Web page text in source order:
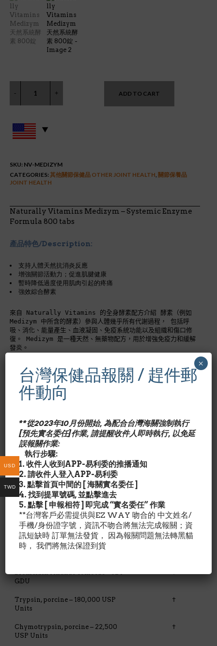
ADD TO CART
SKU: NV-MEDIZYM
CATEGORIES:其他關節保健品 OTHER JOINT HEALTH 關節保養品
JOINT HEALTH
Naturally Vitamins Medizym – Systemic Enzyme
Formula 800 tabs
產品特色/Description:
支持人體天然抗消炎反應
增強關節活動力；促進肌腱健康
暫時降低過度使用肌肉引起的疼痛
強效綜合酵素
來自 Naturally Vitamins 的全身酵素配方介紹 酵素（例如
Medizym 中所含的酵素）參與人體幾乎所有代謝過程， 包括呼
吸、消化、能量產生、血液凝固、免疫系統功能以及組織和傷口修
復。 Medizym 是一種天然、無藥物配方，用於增強免疫力和緩解
發炎。
成份含量/Nutrition Facts:
每日3錠
Supplement Facts
Serving Size: 3 tablets
Servings Per Container: 266
Ingredient Amount
Calories 0
Pancreatin (as protease activity),
porcine – 75,000 USP Units
†
Papain Carica papaya (fruit) –
GDU
Trypsin, porcine – 180,000 USP
Units
†
Chymotrypsin, porcine – 22,500
USP Units
†
台灣保健品報關 / 趕件郵
件動向
**從2023年10月份開始, 為配合台灣海關強制執行
[預先實名委任]作業, 請提醒收件人即時執行, 以免延
誤報關作業:
執行步驟:
1. 收件人收到APP-易利委的推播通知
2. 請收件人登入APP-易利委
3. 點擊首頁中間的 [ 海關實名委任 ]
4. 找到提單號碼, 並點擊進去
5. 點擊 [ 申報相符 ] 即完成 “實名委任” 作業
**台灣客戶必需提供與EZ WAY 吻合的 中文姓名/
手機/身份證字號，資訊不吻合將無法完成報關；資
訊短缺時 訂單無法發貨， 因為報關問題無法轉黑貓
時， 我們將無法保證到貨
×
USD
TWD